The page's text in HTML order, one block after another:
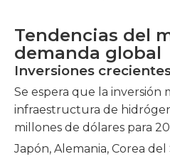
Tendencias del
demanda global
Inversiones
Se espera que la inversión
infraestructura de
millones de dólares para
Japón, Alemania, Corea